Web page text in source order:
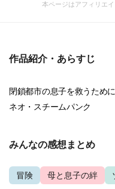
本ページはアフィリエ
作品紹介・あらすじ
閉鎖都市の息子を救うため
ネオ・スチームパンク
みんなの感想まとめ
冒険 母と息子の絆